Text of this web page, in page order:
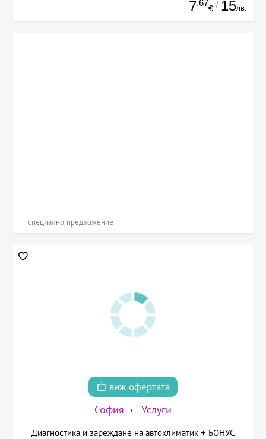
7.67
€ / 15лв.
специално предложение
виж офертата
София Услуги
Диагностика и зареждане на автоклиматик + БОНУС